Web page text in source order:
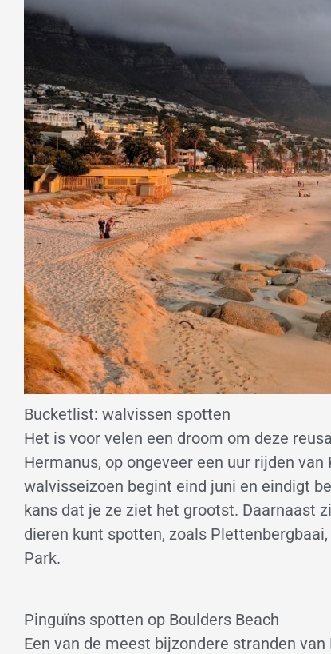
Bucketlist: walvissen spotten
Het is voor velen een droom om deze
Hermanus, op ongeveer een uur rijden
walvisseizoen begint eind juni en eindigt
kans dat je ze ziet het grootst. Daarnaast
dieren kunt spotten, zoals
Park.
Pinguïns spotten op Boulders Beach
Een van de meest bijzondere stranden